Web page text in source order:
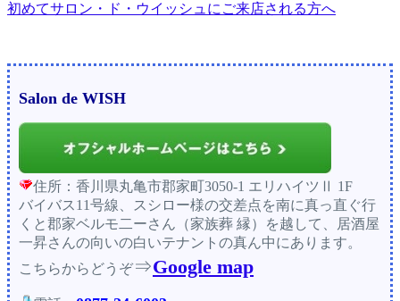
初めてサロン・ド・ウイッシュにご来店される方へ
Salon de WISH
住所：香川県丸亀市郡家町3050-1 エリハイツⅡ 1F
バイバス11号線、スシロー様の交差点を南に真っ直ぐ行
くと郡家ベルモ二ーさん（家族葬 縁）を越して、居酒屋
一昇さんの向いの白いテナントの真ん中にあります。
こちらからどうぞ⇒Google map